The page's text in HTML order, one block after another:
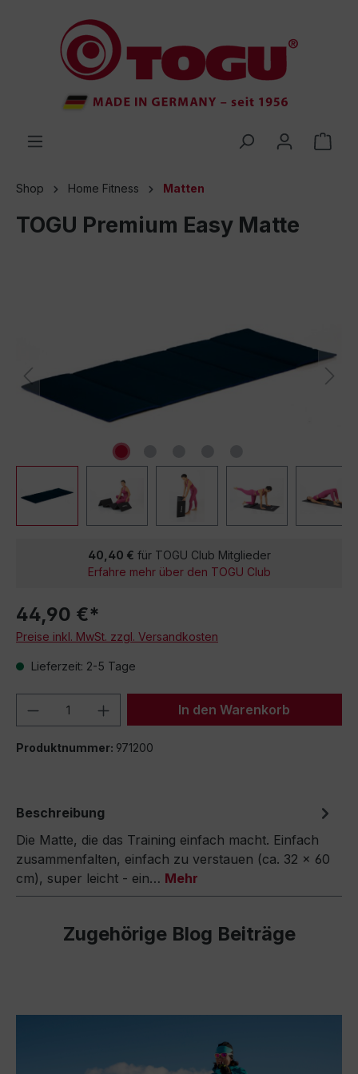
springen
Shop Home Fitness Matten
TOGU Premium Easy Matte
40,40 € für TOGU Club Mitglieder
Erfahre mehr über den TOGU Club
44,90 €*
Preise inkl. MwSt. zzgl. Versandkosten
Lieferzeit: 2-5 Tage
Produkt Anzahl: Gib denIn den Warenkorb
Produktnummer: 971200
Beschreibung
Die Matte, die das Training einfach macht. Einfach
zusammenfalten, einfach zu verstauen (ca. 32 x 60
cm), super leicht - ein… Mehr
Zugehörige Blog Beiträge